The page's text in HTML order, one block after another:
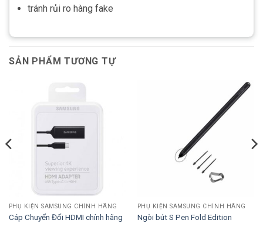
tránh rủi ro hàng fake
SẢN PHẨM TƯƠNG TỰ
PHỤ KIỆN SAMSUNG CHÍNH HÃNG
Cáp Chuyển Đổi HDMI chính hãng
PHỤ KIỆN SAMSUNG CHÍNH HÃNG
Ngòi bút S Pen Fold Edition